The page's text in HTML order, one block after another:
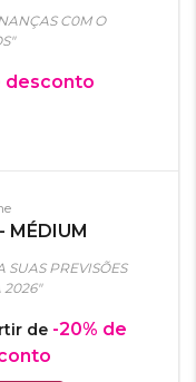
C0M O
desconto
MÉDIUM
E
SUAS PREVISÕES
2026"
de -20% de